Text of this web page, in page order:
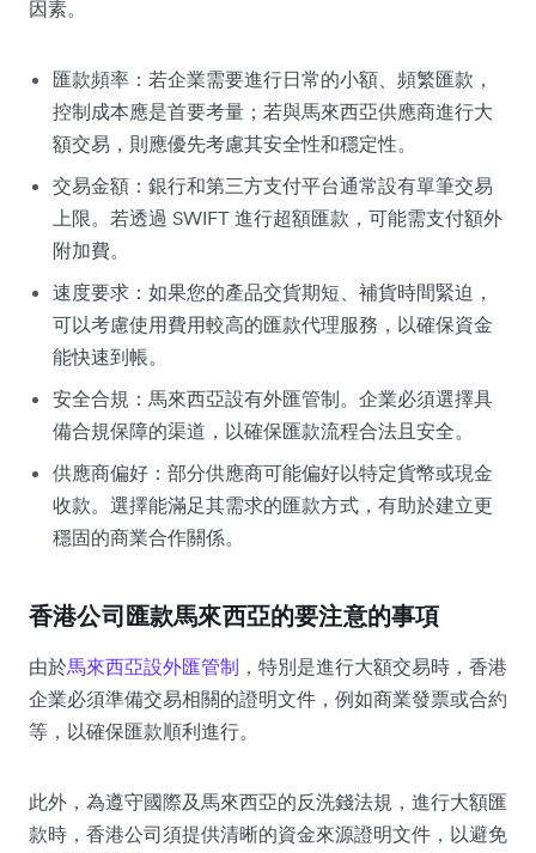
因素。
匯款頻率：若企業需要進行日常的小額、頻繁匯款，
控制成本應是首要考量；若與馬來西亞供應商進行大
額交易，則應優先考慮其安全性和穩定性。
交易金額：銀行和第三方支付平台通常設有單筆交易
上限。若透過 SWIFT 進行超額匯款，可能需支付額外
附加費。
速度要求：如果您的產品交貨期短、補貨時間緊迫，
可以考慮使用費用較高的匯款代理服務，以確保資金
能快速到帳。
安全合規：馬來西亞設有外匯管制。企業必須選擇具
備合規保障的渠道，以確保匯款流程合法且安全。
供應商偏好：部分供應商可能偏好以特定貨幣或現金
收款。選擇能滿足其需求的匯款方式，有助於建立更
穩固的商業合作關係。
香港公司匯款馬來西亞的要注意的事項
由於馬來西亞設外匯管制 ，特別是進行大額交易時，香港
企業必須準備交易相關的證明文件，例如商業發票或合約
等，以確保匯款順利進行。
此外，為遵守國際及馬來西亞的反洗錢法規，進行大額匯
款時，香港公司須提供清晰的資金來源證明文件，以避免